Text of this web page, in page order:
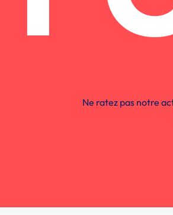
Ne ratez pas notre